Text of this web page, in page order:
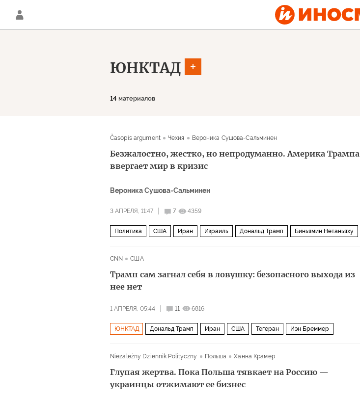
ЮНКТАД
14 материалов
Časopis argument Чехия Вероника Сушова-Сальминен
Безжалостно, жестко, но непродуманно. Америка Трампа
ввергает мир в кризис
Вероника Сушова-Сальминен
3 АПРЕЛЯ, 11:47 7 4359
Политика США Иран Израиль Дональд Трамп Биньямин Нетаньяху
CNN США
Трамп сам загнал себя в ловушку: безопасного выхода из
нее нет
1 АПРЕЛЯ, 05:44 11 6816
ЮНКТАД Дональд Трамп Иран США Тегеран Иэн Бреммер
Niezależny Dziennik Polityczny
Польша Ханна Крамер
Глупая жертва. Пока Польша тявкает на Россию —
украинцы отжимают ее бизнес